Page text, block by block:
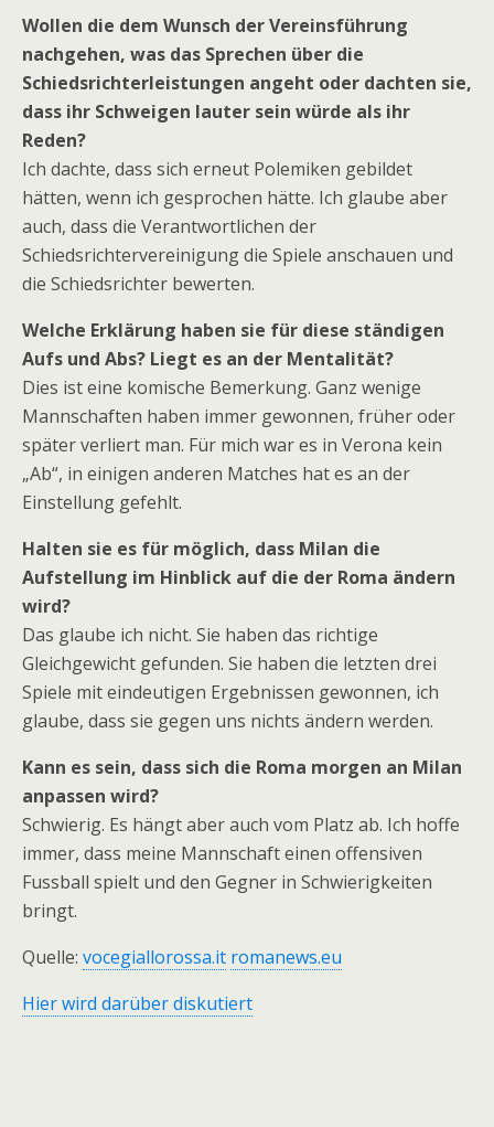
Wollen die dem Wunsch der Vereinsführung
nachgehen, was das Sprechen über die
Schiedsrichterleistungen angeht oder dachten sie,
dass ihr Schweigen lauter sein würde als ihr
Reden?
Ich dachte, dass sich erneut Polemiken gebildet
hätten, wenn ich gesprochen hätte. Ich glaube aber
auch, dass die Verantwortlichen der
Schiedsrichtervereinigung die Spiele anschauen und
die Schiedsrichter bewerten.
Welche Erklärung haben sie für diese ständigen
Aufs und Abs? Liegt es an der Mentalität?
Dies ist eine komische Bemerkung. Ganz wenige
Mannschaften haben immer gewonnen, früher oder
später verliert man. Für mich war es in Verona kein
„Ab“, in einigen anderen Matches hat es an der
Einstellung gefehlt.
Halten sie es für möglich, dass Milan die
Aufstellung im Hinblick auf die der Roma ändern
wird?
Das glaube ich nicht. Sie haben das richtige
Gleichgewicht gefunden. Sie haben die letzten drei
Spiele mit eindeutigen Ergebnissen gewonnen, ich
glaube, dass sie gegen uns nichts ändern werden.
Kann es sein, dass sich die Roma morgen an Milan
anpassen wird?
Schwierig. Es hängt aber auch vom Platz ab. Ich hoffe
immer, dass meine Mannschaft einen offensiven
Fussball spielt und den Gegner in Schwierigkeiten
bringt.
Quelle: vocegiallorossa.it romanews.eu
Hier wird darüber diskutiert